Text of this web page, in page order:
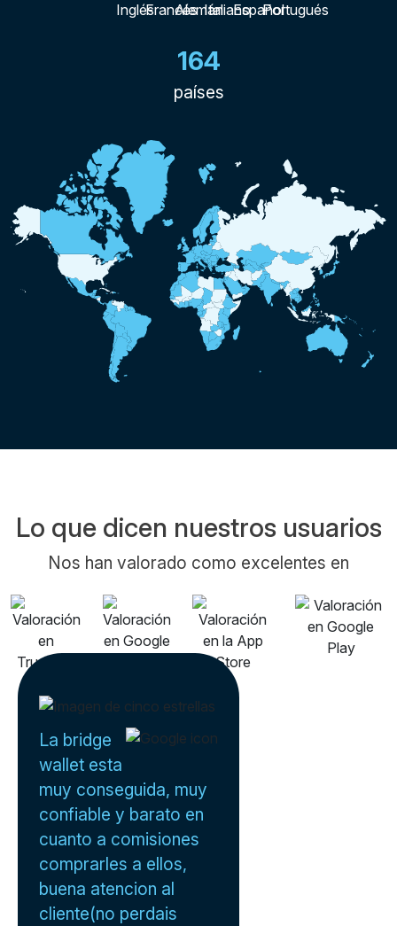
164
países
Lo que dicen nuestros usuarios
Nos han valorado como excelentes en
La bridge
wallet esta
muy conseguida, muy
confiable y barato en
cuanto a comisiones
comprarles a ellos,
buena atencion al
cliente(no perdais